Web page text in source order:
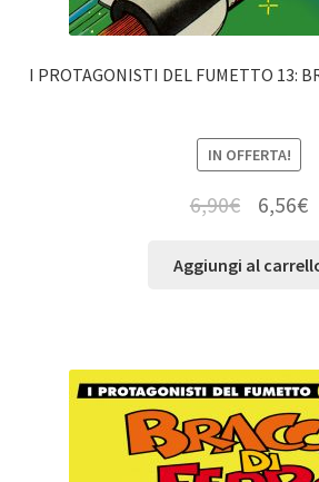
I PROTAGONISTI DEL FUMETTO 13:
IN OFFERTA!
6,90€ 6,56€
Aggiungi al